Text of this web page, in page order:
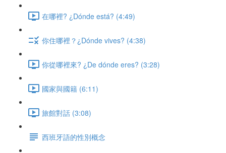
在哪裡? ¿Dónde está? (4:49)
你住哪裡？¿Dónde vives? (4:38)
你從哪裡來? ¿De dónde eres? (3:28)
國家與國籍 (6:11)
旅館對話 (3:08)
西班牙語的性別概念